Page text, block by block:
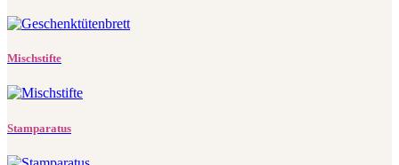
Mischstifte
Stamparatus